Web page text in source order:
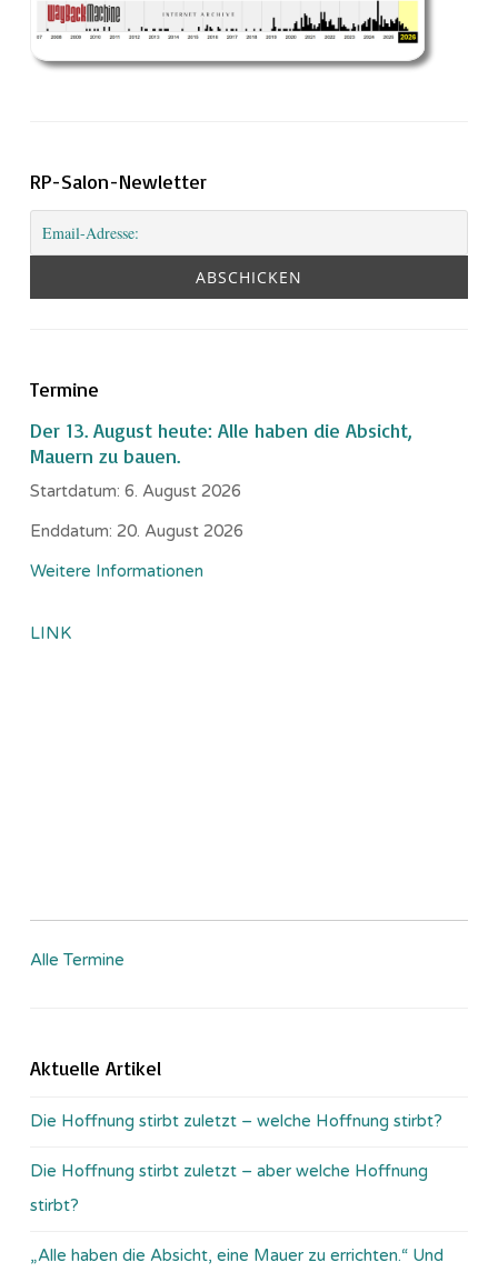
RP-Salon-Newletter
Termine
Der 13. August heute: Alle haben die Absicht,
Mauern zu bauen.
Startdatum: 6. August 2026
Enddatum: 20. August 2026
Weitere Informationen
LINK
Alle Termine
Aktuelle Artikel
Die Hoffnung stirbt zuletzt – welche Hoffnung stirbt?
Die Hoffnung stirbt zuletzt – aber welche Hoffnung
stirbt?
„Alle haben die Absicht, eine Mauer zu errichten.“ Und